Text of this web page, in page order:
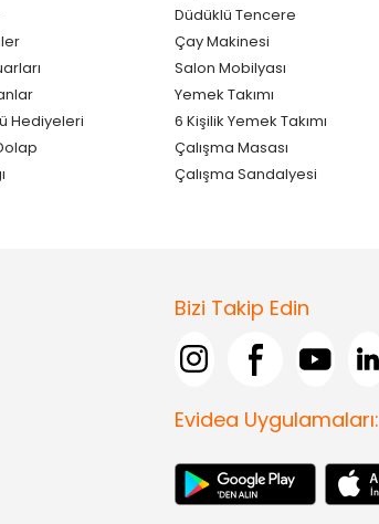
Hediyeleri
Düdüklü Tencere
Çay Makinesi
Salon Mobilyası
Yemek Takımı
6 Kişilik Yemek Takımı
Çalışma Masası
Çalışma Sandalyesi
Bizi Takip Edin
Evidea Uygulamaları: